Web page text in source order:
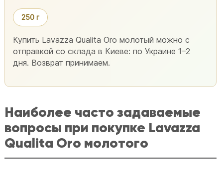
250 г
Купить Lavazza Qualita Oro молотый можно с
отправкой со склада в Киеве: по Украине 1–2
дня. Возврат принимаем.
Наиболее часто задаваемые
вопросы при покупке Lavazza
Qualita Oro молотого